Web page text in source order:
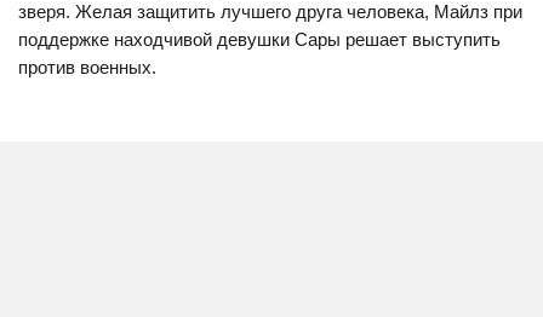
зверя. Желая защитить лучшего друга человека, Майлз при
поддержке находчивой девушки Сары решает выступить
против военных.